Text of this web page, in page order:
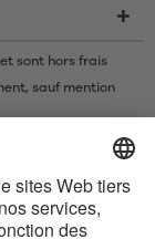
sont hors frais
sauf mention
sont des marques
à une licence.
commerciales